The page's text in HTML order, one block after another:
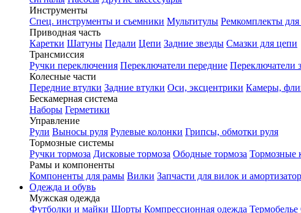
Инструменты
Спец. инструменты и съемники Мультитулы Ремкомплекты
Приводная часть
Каретки Шатуны Педали Цепи Задние звезды Смазки для цепи
Трансмиссия
Ручки переключения Переключатели передние Переключатели
Колесные части
Передние втулки Задние втулки Оси, эксцентрики Камеры,
Бескамерная система
Наборы Герметики
Управление
Рули Выносы руля Рулевые колонки Грипсы, обмотки руля
Тормозные системы
Ручки тормоза Дисковые тормоза Ободные тормоза Тормозные
Рамы и компоненты
Компоненты для рамы Вилки Запчасти для вилок и
Одежда и обувь
Мужская одежда
Футболки и майки Шорты Компрессионная одежда Термобелье